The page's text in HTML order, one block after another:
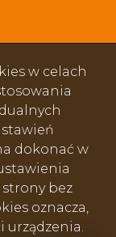
w celach
dokonać w
bez
oznacza,
urządzenia.